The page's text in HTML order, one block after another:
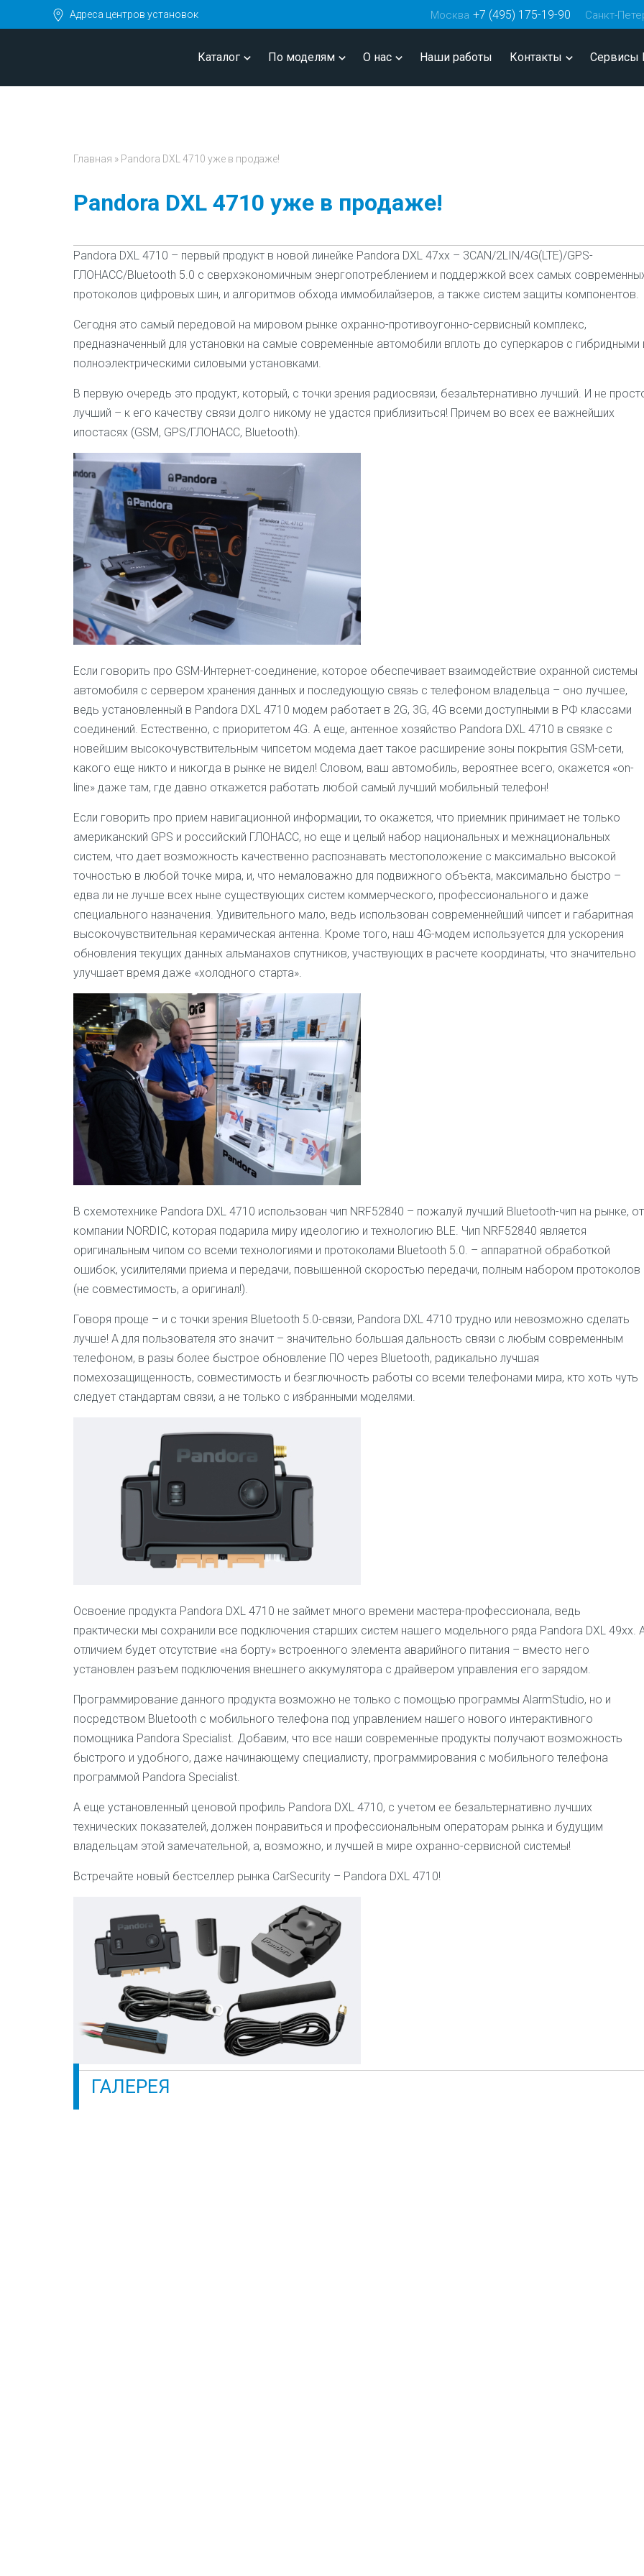
Адреса центров установок Москва +7 (495) 175-19-90 Санкт-
Каталог По моделям О нас Наши работы Контакты Сервисы
Главная » Pandora DXL 4710 уже в продаже!
Pandora DXL 4710 уже в продаже!
Pandora DXL 4710 – первый продукт в новой линейке Pandora DXL 47хх – 3CAN/2LIN/4G(LTE)/GPS-
ГЛОНАСС/Bluetooth 5.0 с сверхэкономичным энергопотреблением и поддержкой всех самых
протоколов цифровых шин, и алгоритмов обхода иммобилайзеров, а также систем защиты компонентов.
Сегодня это самый передовой на мировом рынке охранно-противоугонно-сервисный комплекс,
предназначенный для установки на самые современные автомобили вплоть до суперкаров с гибридными
полноэлектрическими силовыми установками.
В первую очередь это продукт, который, с точки зрения радиосвязи, безальтернативно лучший. И не
лучший – к его качеству связи долго никому не удастся приблизиться! Причем во всех ее важнейших
ипостасях (GSM, GPS/ГЛОНАСС, Bluetooth).
Если говорить про GSM-Интернет-соединение, которое обеспечивает взаимодействие охранной системы
автомобиля с сервером хранения данных и последующую связь с телефоном владельца – оно лучшее,
ведь установленный в Pandora DXL 4710 модем работает в 2G, 3G, 4G всеми доступными в РФ классами
соединений. Естественно, с приоритетом 4G. А еще, антенное хозяйство Pandora DXL 4710 в связке с
новейшим высокочувствительным чипсетом модема дает такое расширение зоны покрытия GSM-сети,
какого еще никто и никогда в рынке не видел! Словом, ваш автомобиль, вероятнее всего, окажется «on-
line» даже там, где давно откажется работать любой самый лучший мобильный телефон!
Если говорить про прием навигационной информации, то окажется, что приемник принимает не только
американский GPS и российский ГЛОНАСС, но еще и целый набор национальных и межнациональных
систем, что дает возможность качественно распознавать местоположение с максимально высокой
точностью в любой точке мира, и, что немаловажно для подвижного объекта, максимально быстро –
едва ли не лучше всех ныне существующих систем коммерческого, профессионального и даже
специального назначения. Удивительного мало, ведь использован современнейший чипсет и габаритная
высокочувствительная керамическая антенна. Кроме того, наш 4G-модем используется для ускорения
обновления текущих данных альманахов спутников, участвующих в расчете координаты, что значительно
улучшает время даже «холодного старта».
В схемотехнике Pandora DXL 4710 использован чип NRF52840 – пожалуй лучший Bluetooth-чип на рынке, от
компании NORDIC, которая подарила миру идеологию и технологию BLE. Чип NRF52840 является
оригинальным чипом со всеми технологиями и протоколами Bluetooth 5.0. – аппаратной обработкой
ошибок, усилителями приема и передачи, повышенной скоростью передачи, полным набором протоколов
(не совместимость, а оригинал!).
Говоря проще – и с точки зрения Bluetooth 5.0-связи, Pandora DXL 4710 трудно или невозможно сделать
лучше! А для пользователя это значит – значительно большая дальность связи с любым современным
телефоном, в разы более быстрое обновление ПО через Bluetooth, радикально лучшая
помехозащищенность, совместимость и безглючность работы со всеми телефонами мира, кто хоть чуть
следует стандартам связи, а не только с избранными моделями.
Освоение продукта Pandora DXL 4710 не займет много времени мастера-профессионала, ведь
практически мы сохранили все подключения старших систем нашего модельного ряда Pandora DXL 49xx.
отличием будет отсутствие «на борту» встроенного элемента аварийного питания – вместо него
установлен разъем подключения внешнего аккумулятора с драйвером управления его зарядом.
Программирование данного продукта возможно не только с помощью программы AlarmStudio, но и
посредством Bluetooth с мобильного телефона под управлением нашего нового интерактивного
помощника Pandora Specialist. Добавим, что все наши современные продукты получают возможность
быстрого и удобного, даже начинающему специалисту, программирования с мобильного телефона
программой Pandora Specialist.
А еще установленный ценовой профиль Pandora DXL 4710, с учетом ее безальтернативно лучших
технических показателей, должен понравиться и профессиональным операторам рынка и будущим
владельцам этой замечательной, а, возможно, и лучшей в мире охранно-сервисной системы!
Встречайте новый бестселлер рынка CarSecurity – Pandora DXL 4710!
ГАЛЕРЕЯ